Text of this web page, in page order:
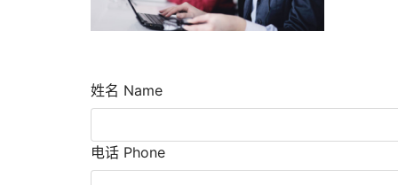
姓名 Name
电话 Phone